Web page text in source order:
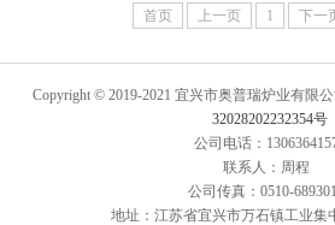
首页 上一页 1 下一
Copyright © 2019-2021 宜兴市奥普瑞炉业有限
32028202232354号
公司电话：
联系人：周程
公司传真：0510-
地址：江苏省宜兴市万石镇工业集